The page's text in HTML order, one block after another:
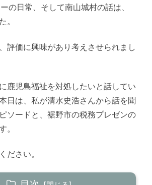
の日常、そして南山城村の話は、
。
評価に興味があり考えさせられまし
鹿児島福祉を対処したいと話してい
日は、私が清水史浩さんから話を聞
ソードと、裾野市の税務プレゼンの
。
ださい。